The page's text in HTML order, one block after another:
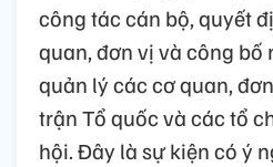
công tác cán bộ, quyết
quan, đơn vị và công bố
quản lý các cơ quan,
trận Tổ quốc và các tổ
hội. Đây là sự kiện có ý